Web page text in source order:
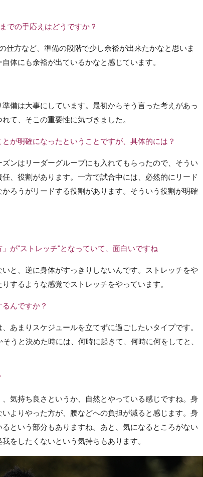
での手応えはどうですか？
方など、準備の段階で少し余裕が出来たかなと思いま
体にも余裕が出ているかなと感じています。
備は大事にしています。最初からそう言った考えがあっ
て、そこの重要性に気づきました。
が明確になったということですが、具体的には？
ンはリーダーグループにも入れてもらったので、そうい
、役割があります。一方で試合中には、必然的にリード
ろうがリードする役割があります。そういう役割が明確
が"ストレッチ"となっていて、面白いですね
と、逆に身体がすっきりしないんです。ストレッチをや
するような感覚でストレッチをやっています。
んですか？
あまりスケジュールを立てずに過ごしたいタイプです。
うと決めた時には、何時に起きて、何時に何をしてと、
気持ち良さというか、自然とやっている感じですね。身
よりやった方が、腰などへの負担が減ると感じます。身
という部分もありますね。あと、気になるところがない
をしたくないという気持ちもあります。